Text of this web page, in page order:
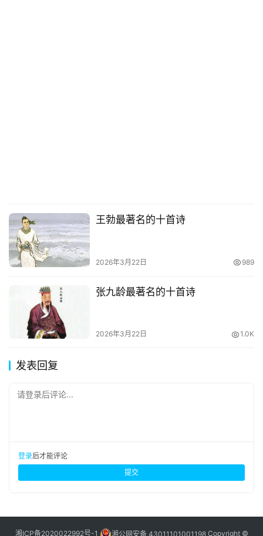
王勃最著名的十首诗
2026年3月22日 989
张九龄最著名的十首诗
2026年3月22日 1.0K
发表回复
请登录后评论...
登录后才能评论
提交
湘ICP备2020022992号-1 湘公网安备 43011101001198Copyright ©